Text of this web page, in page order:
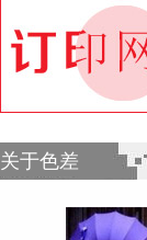
关于色差